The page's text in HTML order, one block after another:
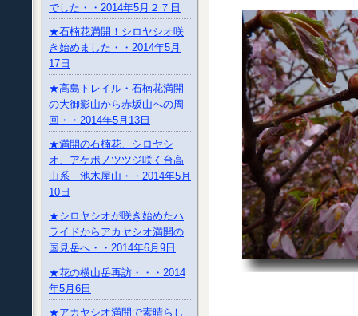
でした・・2014年5月２７日
★石楠花満開！シロヤシオ咲
き始めました・・2014年5月
17日
★高島トレイル・石楠花満開
の大御影山から赤坂山への周
回・・2014年5月13日
★満開の石楠花、シロヤシ
オ、アケボノツツジ咲く台高
山系 池木屋山・・2014年5月
10日
★シロヤシオが咲き始めたハ
ライドからアカヤシオ満開の
国見岳へ・・2014年6月9日
★花の横山岳再訪・・・2014
年5月6日
★アカヤシオ満開で素晴らし